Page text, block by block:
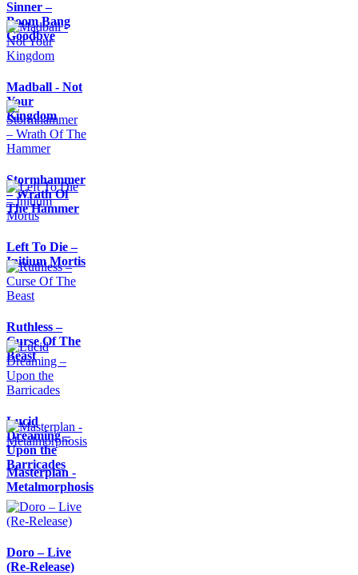
Sinner –
Boom Bang
Goodbye
Madball - Not
Your
Kingdom
Stormhammer
– Wrath Of
The Hammer
Left To Die –
Initium Mortis
Ruthless –
Curse Of The
Beast
Lucid
Dreaming –
Upon the
Barricades
Masterplan -
Metalmorphosis
Doro – Live
(Re-Release)